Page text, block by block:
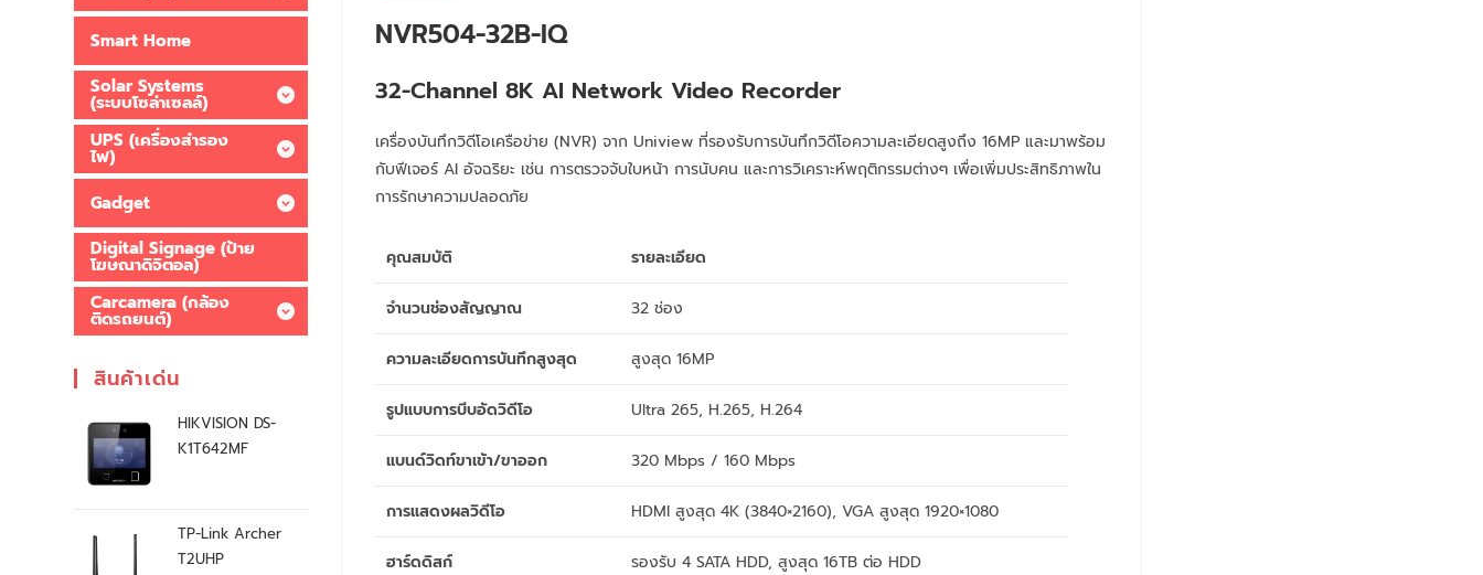
NVR504-32B-IQ
32-Channel 8K AI Network Video Recorder
เครื่องบันทึกวิดีโอเครือข่าย (NVR) จาก Uniview ที่รองรับการบันทึกวิดีโอความละเอียดสูงถึง 16MP และมาพร้อม
กับฟีเจอร์ AI อัจฉริยะ เช่น การตรวจจับใบหน้า การนับคน และการวิเคราะห์พฤติกรรมต่างๆ เพื่อเพิ่มประสิทธิภาพใน
การรักษาความปลอดภัย
คุณสมบัติ รายละเอียด
จำนวนช่องสัญญาณ 32 ช่อง
ความละเอียดการบันทึกสูงสุด สูงสุด 16MP
รูปแบบการบีบอัดวิดีโอ Ultra 265, H.265, H.264
แบนด์วิดท์ขาเข้า/ขาออก 320 Mbps / 160 Mbps
การแสดงผลวิดีโอ HDMI สูงสุด 4K (3840×2160), VGA สูงสุด 1920×1080
ฮาร์ดดิสก์ รองรับ 4 SATA HDD, สูงสุด 16TB ต่อ HDD
Smart Home
Solar Systems
(ระบบโซล่าเซลล์)
UPS (เครื่องสำรอง
ไฟ)
Gadget
Digital Signage (ป้าย
โฆษณาดิจิตอล)
Carcamera (กล้อง
ติดรถยนต์)
สินค้าเด่น
HIKVISION DS-
K1T642MF
TP-Link Archer
T2UHP